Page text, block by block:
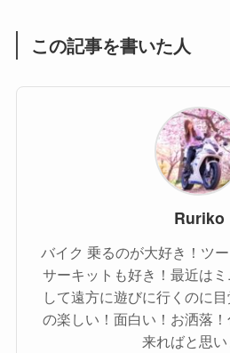
この記事を書いた人
Ruriko
バイク 乗るのが大好き！ツー
サーキットも好き！最近は
して遠方に遊びに行くのに
の楽しい！面白い！お洒落
来ればと思